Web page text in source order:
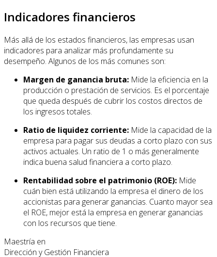
Indicadores financieros
Más allá de los estados financieros, las empresas usan
indicadores para analizar más profundamente su
desempeño. Algunos de los más comunes son:
Margen de ganancia bruta: Mide la eficiencia en la
producción o prestación de servicios. Es el porcentaje
que queda después de cubrir los costos directos de
los ingresos totales.
Ratio de liquidez corriente: Mide la capacidad de la
empresa para pagar sus deudas a corto plazo con sus
activos actuales. Un ratio de 1 o más generalmente
indica buena salud financiera a corto plazo.
Rentabilidad sobre el patrimonio (ROE): Mide
cuán bien está utilizando la empresa el dinero de los
accionistas para generar ganancias. Cuanto mayor sea
el ROE, mejor está la empresa en generar ganancias
con los recursos que tiene.
Maestría en
Dirección y Gestión Financiera